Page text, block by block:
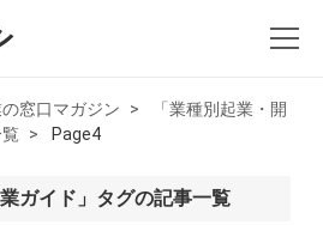
窓口マガジン
「業種別起業・開
Page4
ガイド」タグの記事一覧